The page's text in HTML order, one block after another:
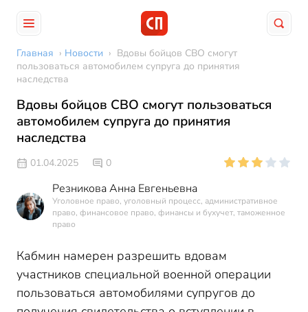
Главная › Новости › Вдовы бойцов СВО смогут
пользоваться автомобилем супруга до принятия
наследства
Вдовы бойцов СВО смогут пользоваться
автомобилем супруга до принятия
наследства
01.04.2025 0
Резникова Анна Евгеньевна
Уголовное право, уголовный процесс, административное
право, финансовое право, финансы и бухучет, таможенное
право
Кабмин намерен разрешить вдовам
участников специальной военной операции
пользоваться автомобилями супругов до